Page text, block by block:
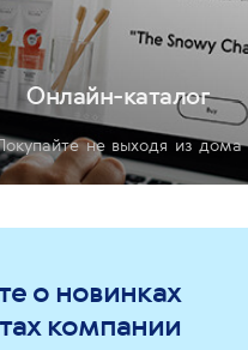
Онлайн-каталог
не выходя из дома
о новинках
компании